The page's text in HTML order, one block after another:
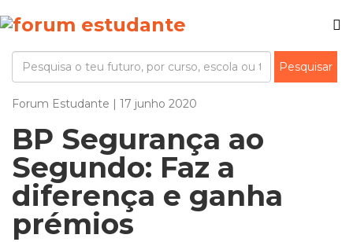
Forum Estudante | 17 junho 2020
BP Segurança ao
Segundo: Faz a
diferença e ganha
prémios